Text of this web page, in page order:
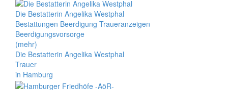
Die Bestatterin Angelika Westphal
Bestattungen Beerdigung Traueranzeigen
Beerdigungsvorsorge
(mehr)
Die Bestatterin Angelika Westphal
Trauer
in Hamburg